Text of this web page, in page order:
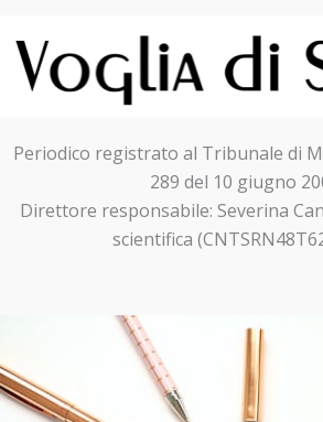
Periodico registrato al Tribunale di
289 del 10 giugno
Direttore responsabile: Severina
scientifica